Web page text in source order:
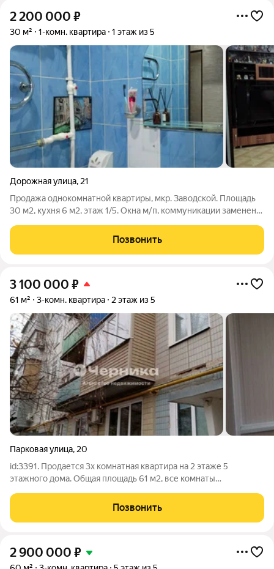
2 200 000 ₽
30 м² 1-комн. квартира 1 этаж из 5
Дорожная улица, 21
Продажа однокомнатной квартиры, мкр. Заводской. Площадь
30 м2, кухня 6 м2, этаж 1/5. Окна м/п, коммуникации заменены.
Позвонить
3 100 000 ₽
61 м² 3-комн. квартира 2 этаж из 5
Парковая улица, 20
id:3391. Продается 3х комнатная квартира на 2 этаже 5
этажного дома. Общая площадь 61 м2, все комнаты
квартире сделан косметический ремонт. Есть подвал.
Агентство недвижимости «Черника»
Позвонить
2 900 000 ₽